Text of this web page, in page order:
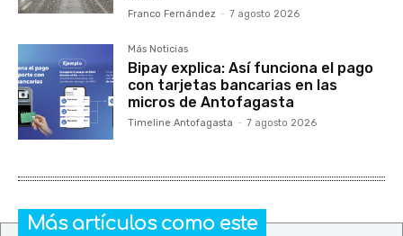
Franco Fernández - 7 agosto 2026
Más Noticias
Bipay explica: Así funciona el pago
con tarjetas bancarias en las
micros de Antofagasta
Timeline Antofagasta - 7 agosto 2026
Más artículos como este